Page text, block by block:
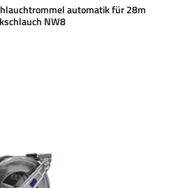
automatik für 28m
NW8